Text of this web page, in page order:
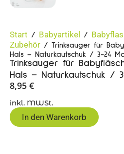
Start / Babyartikel /
Zubehör / Trinksauger für
Hals – Naturkautschuk / 3-24
Trinksauger für
Hals – Naturkautschuk /
8,95 €
inkl. MWSt.
In den Warenkorb